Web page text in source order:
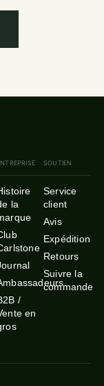
la
/
en
SOUTIEN
Service
client
Avis
Expédition
Retours
Suivre la
commande